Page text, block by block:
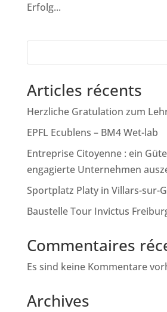
Erfolg...
Articles récents
Herzliche Gratulation zum
EPFL Ecublens – BM4 Wet-lab
Entreprise Citoyenne : ein
engagierte Unternehmen
Sportplatz Platy in Villars-sur-
Baustelle Tour Invictus
Commentaires
Es sind keine Kommentare
Archives